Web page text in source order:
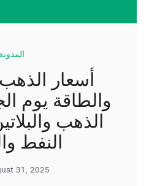
المدونة
أسعار
والطاقة يوم
الذهب
النفط
31, 2025